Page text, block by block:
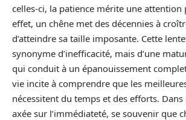
celles-ci, la patience mérite une attention
effet, un chêne met des décennies à
d’atteindre sa taille imposante. Cette
synonyme d’inefficacité, mais d’une
qui conduit à un épanouissement
vie incite à comprendre que les
nécessitent du temps et des efforts.
axée sur l’immédiateté, se souvenir que